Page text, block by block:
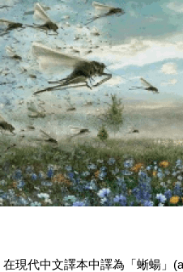
現代中文譯本中譯為「蜥蝪」